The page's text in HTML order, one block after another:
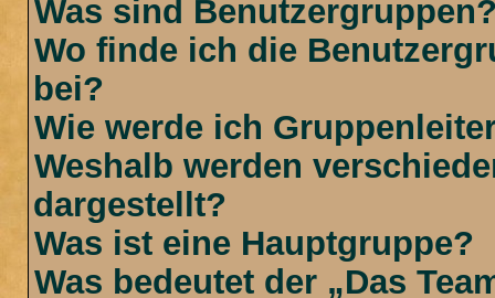
Was sind
Wo finde ich die
bei?
Wie werde ich
Weshalb werden
dargestellt?
Was ist eine Hauptgruppe?
Was bedeutet der „Das